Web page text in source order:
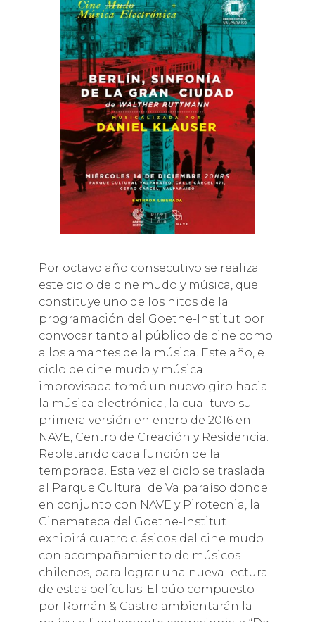
Por octavo año consecutivo se realiza
este ciclo de cine mudo y música, que
constituye uno de los hitos de la
programación del Goethe-Institut por
convocar tanto al público de cine como
a los amantes de la música. Este año, el
ciclo de cine mudo y música
improvisada tomó un nuevo giro hacia
la música electrónica, la cual tuvo su
primera versión en enero de 2016 en
NAVE, Centro de Creación y Residencia.
Repletando cada función de la
temporada. Esta vez el ciclo se traslada
al Parque Cultural de Valparaíso donde
en conjunto con NAVE y Pirotecnia, la
Cinemateca del Goethe-Institut
exhibirá cuatro clásicos del cine mudo
con acompañamiento de músicos
chilenos, para lograr una nueva lectura
de estas películas. El dúo compuesto
por Román & Castro ambientarán la